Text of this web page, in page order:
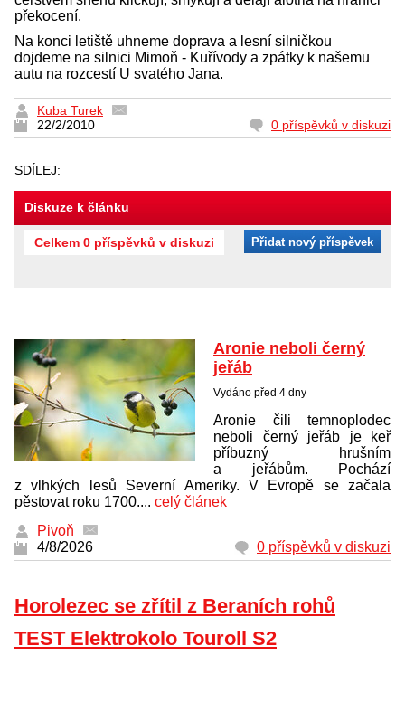
překocení.
Na konci letiště uhneme doprava a lesní silničkou
dojdeme na silnici Mimoň - Kuřívody a zpátky k našemu
autu na rozcestí U svatého Jana.
Kuba Turek
22/2/2010
0 příspěvků v diskuzi
SDÍLEJ:
Diskuze k článku
Celkem 0 příspěvků v diskuzi Přidat nový příspěvek
Aronie neboli černý
jeřáb
Vydáno před 4 dny
Aronie čili temnoplodec
neboli černý jeřáb je keř
příbuzný hrušním
a jeřábům. Pochází
z vlhkých lesů Severní Ameriky. V Evropě se začala
pěstovat roku 1700.... celý článek
Pivoň
4/8/2026
0 příspěvků v diskuzi
Horolezec se zřítil z Beraních rohů
TEST Elektrokolo Touroll S2